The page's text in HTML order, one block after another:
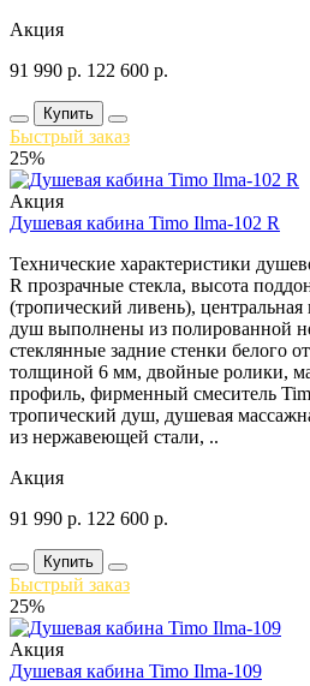
Акция
91 990 р. 122 600 р.
Купить
Быстрый заказ
25%
Акция
Душевая кабина Timo Ilma-102 R
Технические характеристики
R прозрачные стекла, высота
(тропический ливень),
душ выполнены из полированной
стеклянные задние стенки белого
толщиной 6 мм, двойные ролики,
профиль, фирменный смеситель
тропический душ, душевая
из нержавеющей стали, ..
Акция
91 990 р. 122 600 р.
Купить
Быстрый заказ
25%
Акция
Душевая кабина Timo Ilma-109